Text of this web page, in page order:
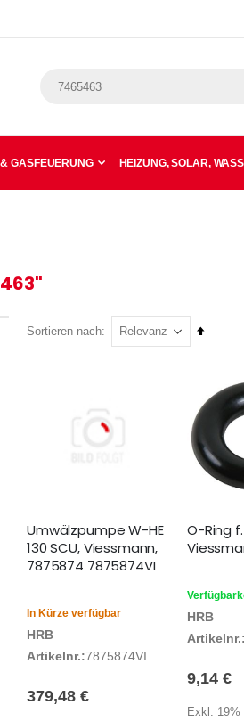
GASFEUERUNG HEIZUNG, SOLAR,
Sortieren nach
In
Umwälzpumpe W-HE
130 SCU, Viessmann,
7875874 7875874VI
In Kürze verfügbar
HRB
Artikelnr.:7875874VI
379,48 €
O-Ring
HRB
Artikelnr.:
9,14 €
Exkl. 19%